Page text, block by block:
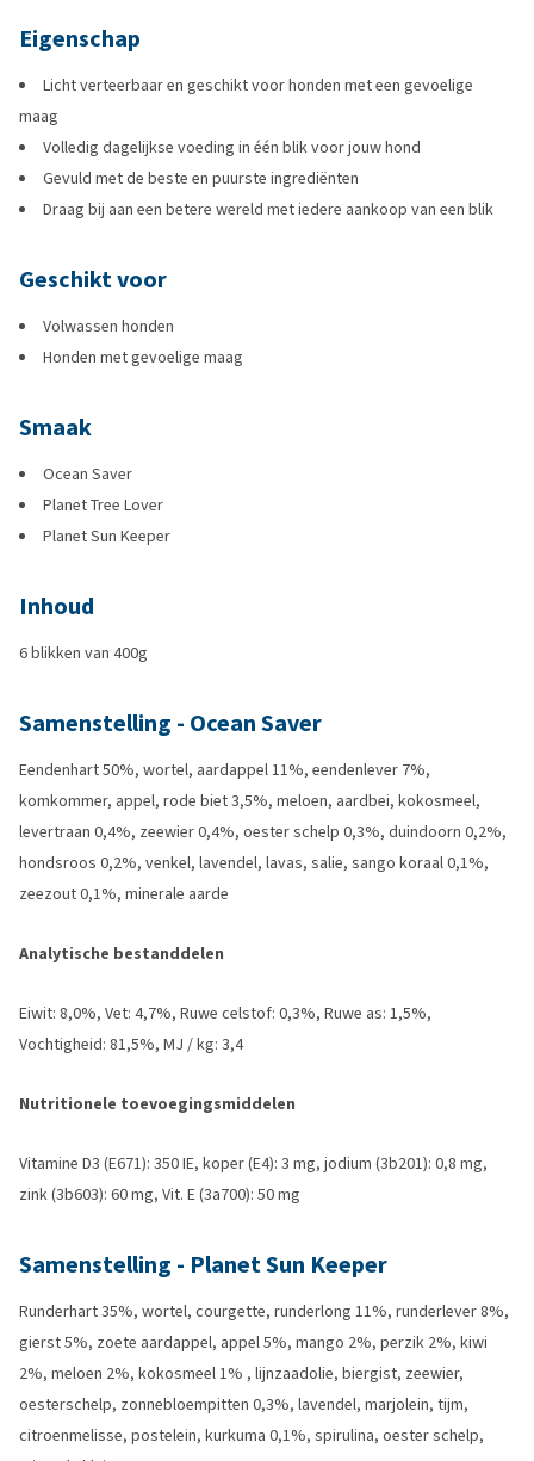
Eigenschap
Licht verteerbaar en geschikt voor honden met een gevoelige
maag
Volledig dagelijkse voeding in één blik voor jouw hond
Gevuld met de beste en puurste ingrediënten
Draag bij aan een betere wereld met iedere aankoop van een blik
Geschikt voor
Volwassen honden
Honden met gevoelige maag
Smaak
Ocean Saver
Planet Tree Lover
Planet Sun Keeper
Inhoud
6 blikken van 400g
Samenstelling - Ocean Saver
Eendenhart 50%, wortel, aardappel 11%, eendenlever 7%,
komkommer, appel, rode biet 3,5%, meloen, aardbei, kokosmeel,
levertraan 0,4%, zeewier 0,4%, oester schelp 0,3%, duindoorn 0,2%,
hondsroos 0,2%, venkel, lavendel, lavas, salie, sango koraal 0,1%,
zeezout 0,1%, minerale aarde
Analytische bestanddelen
Eiwit: 8,0%, Vet: 4,7%, Ruwe celstof: 0,3%, Ruwe as: 1,5%,
Vochtigheid: 81,5%, MJ / kg: 3,4
Nutritionele toevoegingsmiddelen
Vitamine D3 (E671): 350 IE, koper (E4): 3 mg, jodium (3b201): 0,8 mg,
zink (3b603): 60 mg, Vit. E (3a700): 50 mg
Samenstelling - Planet Sun Keeper
Runderhart 35%, wortel, courgette, runderlong 11%, runderlever 8%,
gierst 5%, zoete aardappel, appel 5%, mango 2%, perzik 2%, kiwi
2%, meloen 2%, kokosmeel 1% , lijnzaadolie, biergist, zeewier,
oesterschelp, zonnebloempitten 0,3%, lavendel, marjolein, tijm,
citroenmelisse, postelein, kurkuma 0,1%, spirulina, oester schelp,